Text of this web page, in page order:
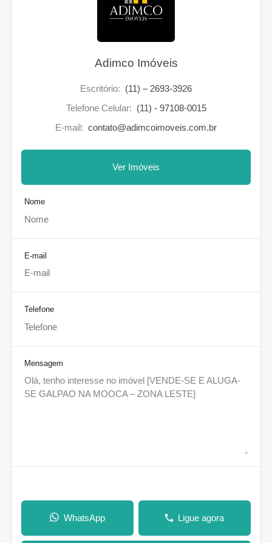
Adimco Imóveis
Escritório: (11) – 2693-3926
Telefone Celular: (11) - 97108-0015
E-mail: contato@adimcoimoveis.com.br
Ver Imóveis
Nome
E-mail
Telefone
Mensagem
WhatsApp Ligue agora